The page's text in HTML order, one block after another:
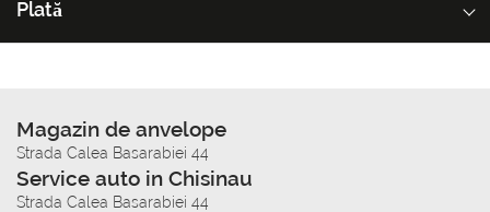
Plată
Magazin de anvelope
Strada Calea Basarabiei 44
Service auto in Chisinau
Strada Calea Basarabiei 44